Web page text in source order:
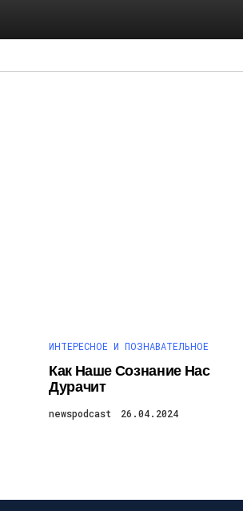
ИНТЕРЕСНОЕ И ПОЗНАВАТЕЛЬНОЕ
Как Наше Сознание Нас
Дурачит
newspodcast 26.04.2024